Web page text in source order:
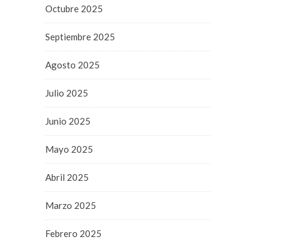
Octubre 2025
Septiembre 2025
Agosto 2025
Julio 2025
Junio 2025
Mayo 2025
Abril 2025
Marzo 2025
Febrero 2025